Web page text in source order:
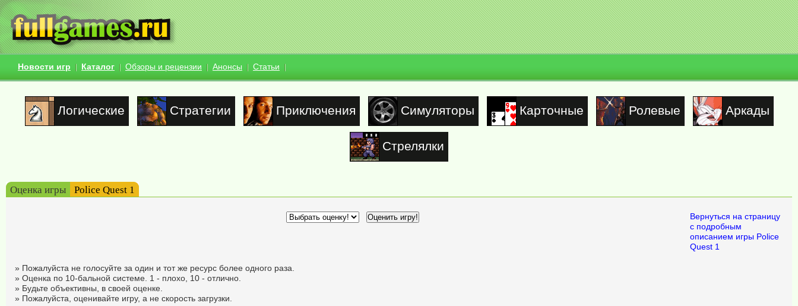
Новости игр Каталог Обзоры и рецензии Анонсы Статьи
Логические Стратегии Приключения Симуляторы Карточные Ролевые Аркады
Стрелялки
Оценка игры Police Quest 1
Вернуться на страницу
с подробным
описанием игры Police
Quest 1
» Пожалуйста не голосуйте за один и тот же ресурс более одного раза.
» Оценка по 10-бальной системе. 1 - плохо, 10 - отлично.
» Будьте объективны, в своей оценке.
» Пожалуйста, оценивайте игру, а не скорость загрузки.